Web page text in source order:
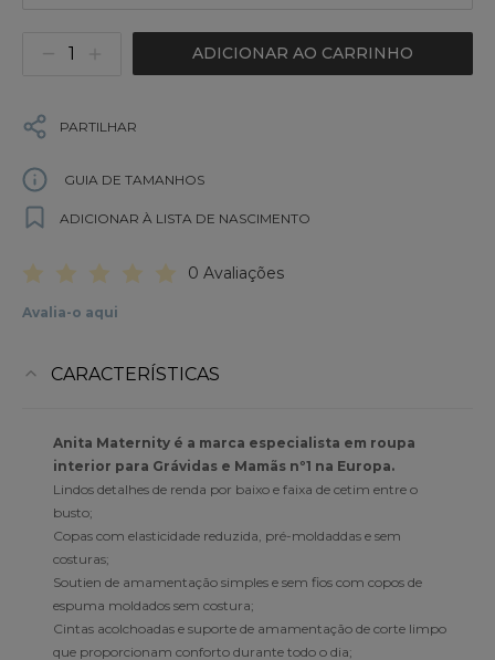
ADICIONAR AO CARRINHO
PARTILHAR
GUIA DE TAMANHOS
ADICIONAR À LISTA DE NASCIMENTO
0 Avaliações
Avalia-o aqui
CARACTERÍSTICAS
Anita Maternity é a marca especialista em roupa
interior para Grávidas e Mamãs nº1 na Europa.
Lindos detalhes de renda por baixo e faixa de cetim entre o
busto;
Copas com elasticidade reduzida, pré-moldaddas e sem
costuras;
Soutien de amamentação simples e sem fios com copos de
espuma moldados sem costura;
Cintas acolchoadas e suporte de amamentação de corte limpo
que proporcionam conforto durante todo o dia;